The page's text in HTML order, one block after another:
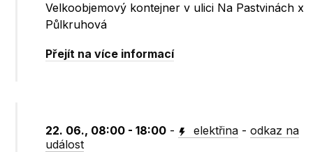
Velkoobjemový kontejner v ulici Na Pastvinách x
Půlkruhová
Přejít na více informací
22. 06., 08:00 - 18:00 - elektřina -odkaz na
událost